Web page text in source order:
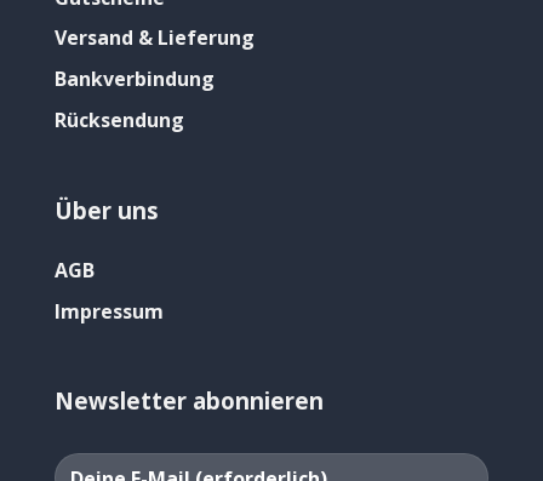
Versand & Lieferung
Bankverbindung
Rücksendung
Über uns
AGB
Impressum
Newsletter abonnieren